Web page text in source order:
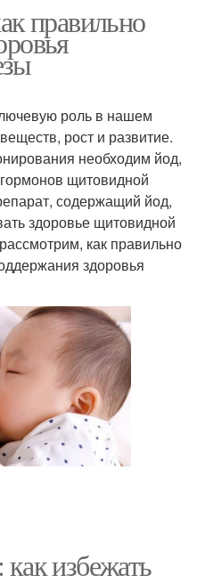
роль в нашем
рост и развитие.
необходим йод,
щитовидной
содержащий йод,
здоровье щитовидной
как правильно
здоровья
избежать